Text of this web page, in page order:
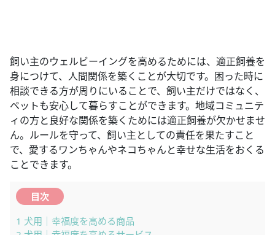
飼い主のウェルビーイングを高めるためには、適正飼養を
身につけて、人間関係を築くことが大切です。困った時に
相談できる方が周りにいることで、飼い主だけではなく、
ペットも安心して暮らすことができます。地域コミュニテ
ィの方と良好な関係を築くためには適正飼養が欠かせませ
ん。ルールを守って、飼い主としての責任を果たすこと
で、愛するワンちゃんやネコちゃんと幸せな生活をおくる
ことできます。
目次
1 犬用｜幸福度を高める商品